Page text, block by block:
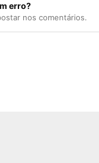
erro?
nos comentários.